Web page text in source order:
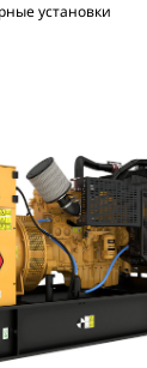
установки